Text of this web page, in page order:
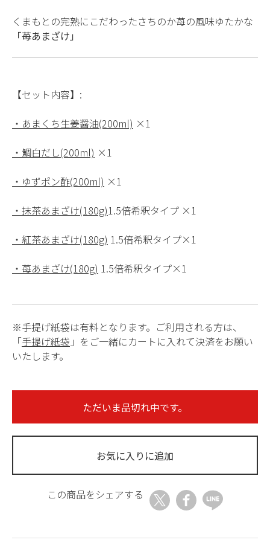
くまもとの完熟にこだわったさちのか苺の風味ゆたかな
「苺あまざけ」
【セット内容】:
・あまくち生姜醤油(200ml) ×1
・鯛白だし(200ml) ×1
・ゆずポン酢(200ml) ×1
・抹茶あまざけ(180g)1.5倍希釈タイプ ×1
・紅茶あまざけ(180g) 1.5倍希釈タイプ×1
・苺あまざけ(180g) 1.5倍希釈タイプ×1
※手提げ紙袋は有料となります。ご利用される方は、
「手提げ紙袋 」をご一緒にカートに入れて決済をお願い
いたします。
ただいま品切れ中です。
お気に入りに追加
この商品をシェアする